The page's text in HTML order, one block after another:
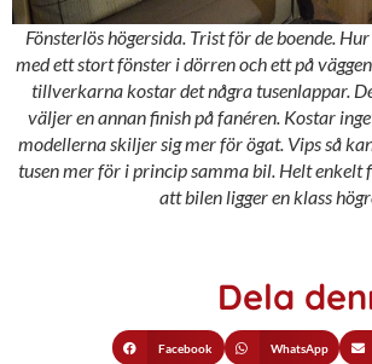
Fönsterlös högersida. Trist för de boende.
med ett stort fönster i dörren och ett på
tillverkarna kostar det några tusenlappar.
väljer en annan finish på fanéren. Kostar
modellerna skiljer sig mer för ögat. Vips så
tusen mer för i princip samma bil. Helt enkelt
att bilen ligger en klass
Dela
Facebook WhatsApp